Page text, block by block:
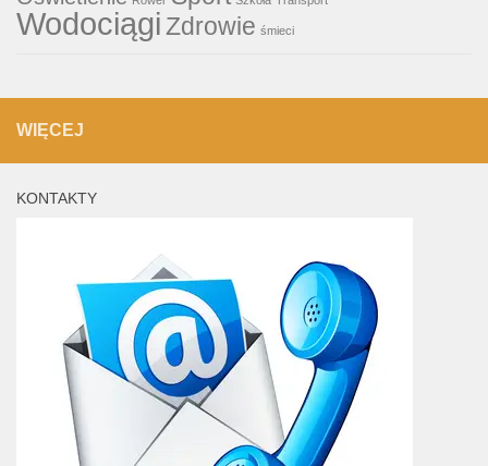
WodociągiZdrowie śmieci
WIĘCEJ
KONTAKTY